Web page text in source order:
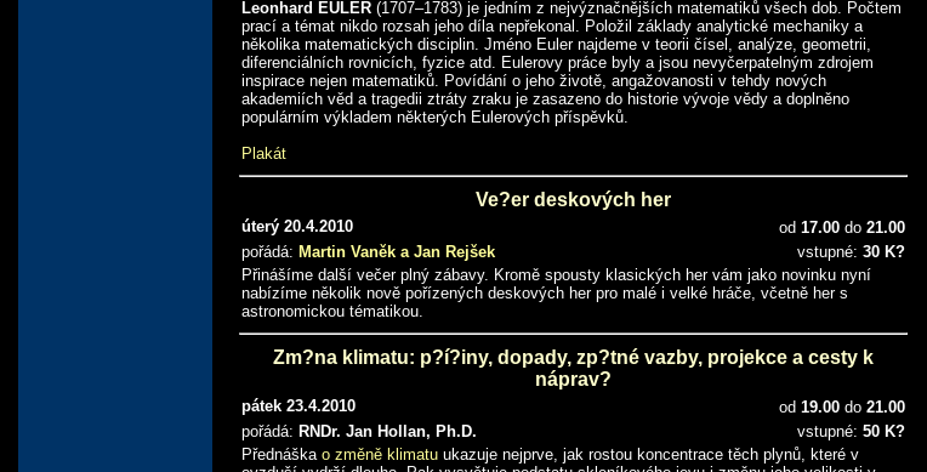
Leonhard EULER (1707–1783) je jedním z nejvýznačnějších matematiků všech dob. Počtem
prací a témat nikdo rozsah jeho díla nepřekonal. Položil základy analytické mechaniky a
několika matematických disciplin. Jméno Euler najdeme v teorii čísel, analýze, geometrii,
diferenciálních rovnicích, fyzice atd. Eulerovy práce byly a jsou nevyčerpatelným zdrojem
inspirace nejen matematiků. Povídání o jeho životě, angažovanosti v tehdy nových
akademiích věd a tragedii ztráty zraku je zasazeno do historie vývoje vědy a doplněno
populárním výkladem některých Eulerových příspěvků.
Plakát
Ve?er deskových her
úterý 20.4.2010 od 17.00 do 21.00
pořádá: Martin Vaněk a Jan Rejšek vstupné: 30 K?
Přinášíme další večer plný zábavy. Kromě spousty klasických her vám jako novinku nyní
nabízíme několik nově pořízených deskových her pro malé i velké hráče, včetně her s
astronomickou tématikou.
Zm?na klimatu: p?í?iny, dopady, zp?tné vazby, projekce a cesty k
náprav?
pátek 23.4.2010 od 19.00 do 21.00
pořádá: RNDr. Jan Hollan, Ph.D. vstupné: 50 K?
Přednáška o změně klimatu ukazuje nejprve, jak rostou koncentrace těch plynů, které v